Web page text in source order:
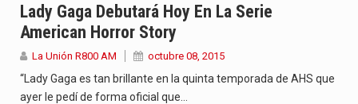
Lady Gaga Debutará Hoy En La Serie
American Horror Story
La Unión R800 AM octubre 08, 2015
“Lady Gaga es tan brillante en la quinta temporada de AHS que
ayer le pedí de forma oficial que…